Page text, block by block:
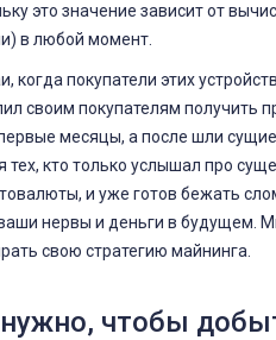
это значение зависит от
в любой момент.
когда покупатели этих
своим покупателям получить
месяцы, а после шли
кто только услышал про
и уже готов бежать
нервы и деньги в будущем.
свою стратегию майнинга.
чтобы